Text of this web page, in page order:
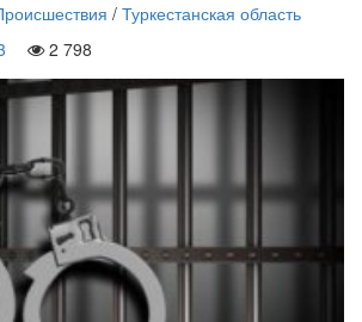
/ Туркестанская область
2 798